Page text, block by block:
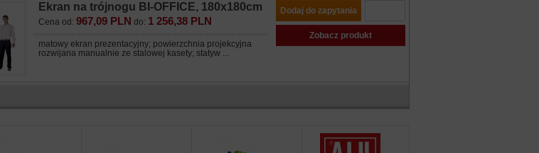
Ekran na trójnogu BI-OFFICE, 180x180cm
Cena od: 967,09 PLN do: 1 256,38 PLN
matowy ekran prezentacyjny; powierzchnia projekcyjna
rozwijana manualnie ze stalowej kasety; statyw ...
Dodaj do zapytania
Zobacz produkt